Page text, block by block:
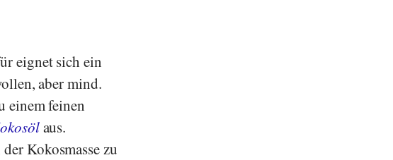
eignet sich ein
aber mind.
einem feinen
aus.
Kokosmasse zu